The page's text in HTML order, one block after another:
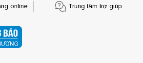
online Trung tâm trợ giúp